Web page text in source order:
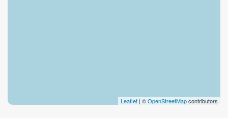
Leaflet | ©OpenStreetMapcontributors